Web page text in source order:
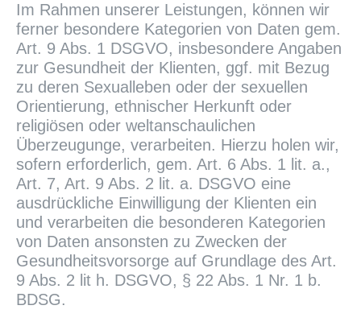
Im Rahmen unserer Leistungen, können wir
ferner besondere Kategorien von Daten gem.
Art. 9 Abs. 1 DSGVO, insbesondere Angaben
zur Gesundheit der Klienten, ggf. mit Bezug
zu deren Sexualleben oder der sexuellen
Orientierung, ethnischer Herkunft oder
religiösen oder weltanschaulichen
Überzeugunge, verarbeiten. Hierzu holen wir,
sofern erforderlich, gem. Art. 6 Abs. 1 lit. a.,
Art. 7, Art. 9 Abs. 2 lit. a. DSGVO eine
ausdrückliche Einwilligung der Klienten ein
und verarbeiten die besonderen Kategorien
von Daten ansonsten zu Zwecken der
Gesundheitsvorsorge auf Grundlage des Art.
9 Abs. 2 lit h. DSGVO, § 22 Abs. 1 Nr. 1 b.
BDSG.